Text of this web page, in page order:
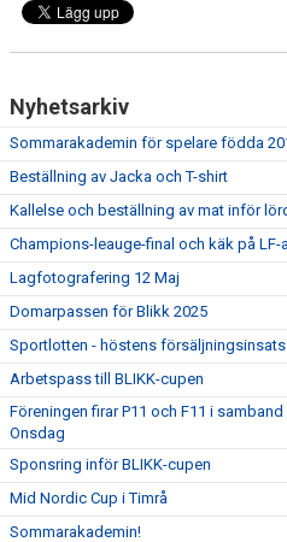
KONTAKT
Nyhetsarkiv
Sommarakademin för spelare födda
Beställning av Jacka och T-shirt
Kallelse och beställning av mat inför
Champions-leauge-final och käk på LF-
Lagfotografering 12 Maj
Domarpassen för Blikk 2025
Sportlotten - höstens försäljningsinsats
Arbetspass till BLIKK-cupen
Föreningen firar P11 och F11 i
Onsdag
Sponsring inför BLIKK-cupen
Mid Nordic Cup i Timrå
Sommarakademin!